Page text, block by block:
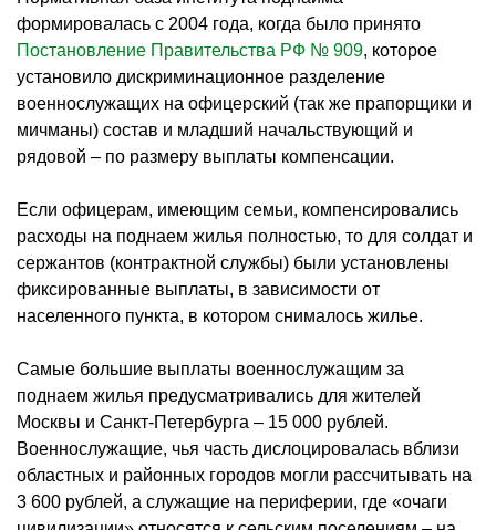
формировалась с 2004 года, когда было принято
Постановление Правительства РФ № 909, которое
установило дискриминационное разделение
военнослужащих на офицерский (так же прапорщики и
мичманы) состав и младший начальствующий и
рядовой – по размеру выплаты компенсации.
Если офицерам, имеющим семьи, компенсировались
расходы на поднаем жилья полностью, то для солдат и
сержантов (контрактной службы) были установлены
фиксированные выплаты, в зависимости от
населенного пункта, в котором снималось жилье.
Самые большие выплаты военнослужащим за
поднаем жилья предусматривались для жителей
Москвы и Санкт-Петербурга – 15 000 рублей.
Военнослужащие, чья часть дислоцировалась вблизи
областных и районных городов могли рассчитывать на
3 600 рублей, а служащие на периферии, где «очаги